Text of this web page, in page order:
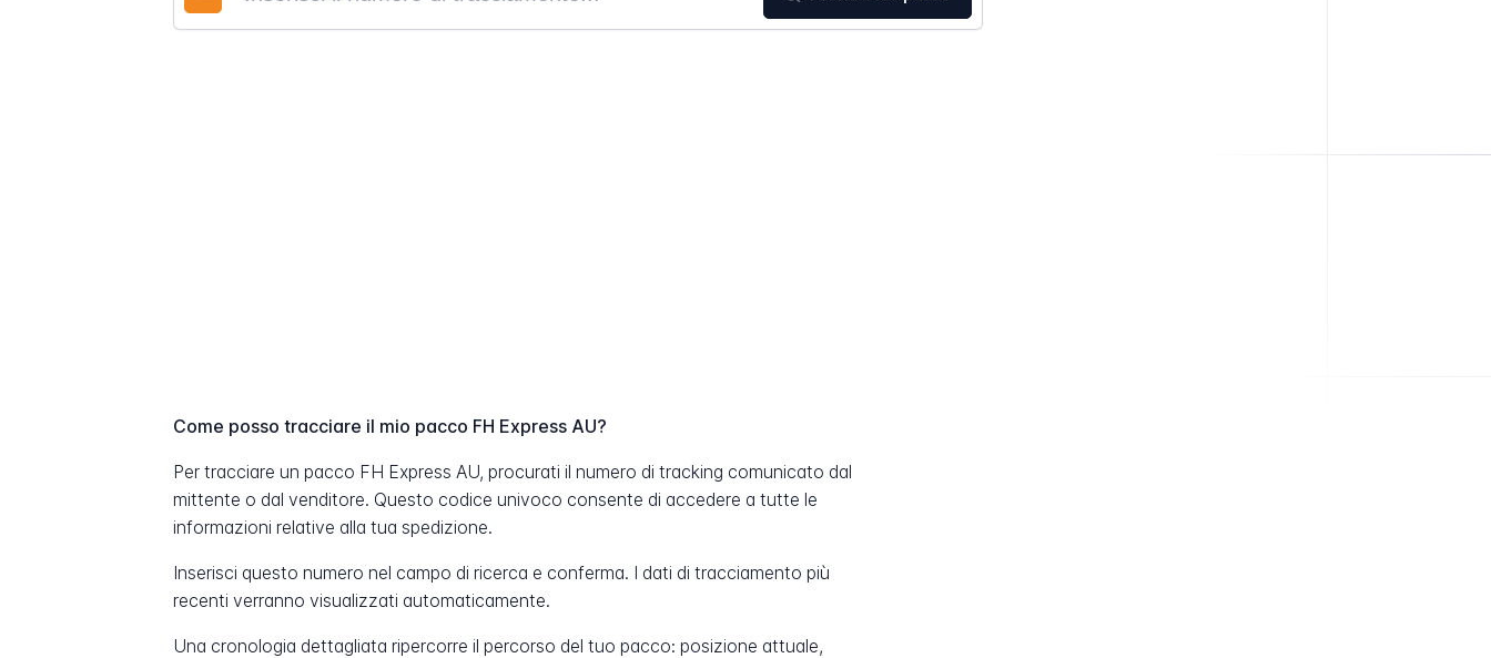
Come posso tracciare il mio pacco FH Express AU?
Per tracciare un pacco FH Express AU, procurati il numero di tracking comunicato dal
mittente o dal venditore. Questo codice univoco consente di accedere a tutte le
informazioni relative alla tua spedizione.
Inserisci questo numero nel campo di ricerca e conferma. I dati di tracciamento più
recenti verranno visualizzati automaticamente.
Una cronologia dettagliata ripercorre il percorso del tuo pacco: posizione attuale,